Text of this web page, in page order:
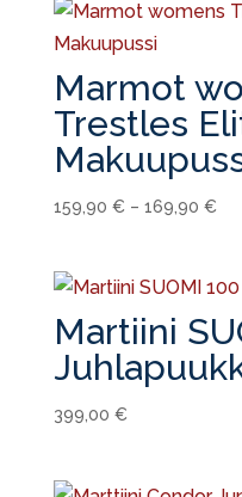
Marmot
Trestles
159,90 € – 169,90 €
Martiini
399,00 €